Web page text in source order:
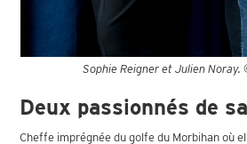
Sophie Reigner et Julien Noray.
Deux passionnés de
Cheffe imprégnée du golfe du Morbihan où